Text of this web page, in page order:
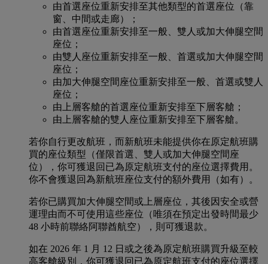
由首選座位重新安排至其他類型的首選座位（靠
窗、中間或走廊）；
由首選座位重新安排至一般、雙人或加大伸腿空間
座位；
由雙人座位重新安排至一般、首選或加大伸腿空間
座位；
由加大伸腿空間座位重新安排至一般、首選或雙人
座位；
由上層客艙的首選座位重新安排至下層客艙；
由上層客艙的雙人座位重新安排至下層客艙。
若你自行更改航班，而新航班未能提供你在原定航班購
買的座位類型（僅限首選、雙人或加大伸腿空間座
位），你可獲退回已為原定航班支付的座位選擇費用。
你不會獲退回為新航班座位支付的額外費用（如有）。
若你已購買加大伸腿空間或上層座位，其後因安全或營
運理由而不可使用這些座位（唯須在預定出發時間最少
48 小時前聯絡阿聯酋航空），則可獲退款。
如在 2026 年 1 月 12 日或之後為原定航班購買升級至較
高客艙級別，你可獲退回已為原定航班支付的座位選擇